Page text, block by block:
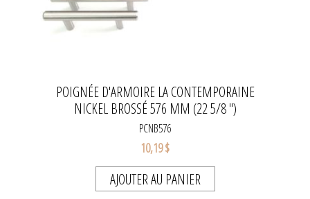
POIGNÉE D'ARMOIRE LA CONTEMPORAINE
NICKEL BROSSÉ 576 MM (22 5/8 ")
PCNB576
10,19 $
AJOUTER AU PANIER